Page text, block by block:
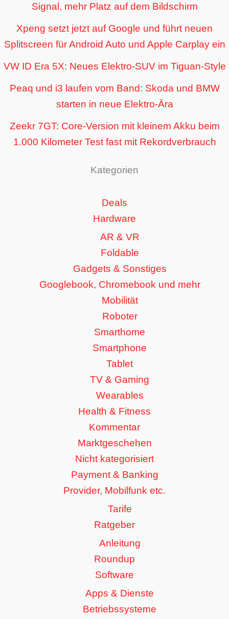
Signal, mehr Platz auf dem Bildschirm
Xpeng setzt jetzt auf Google und führt neuen
Splitscreen für Android Auto und Apple Carplay ein
VW ID Era 5X: Neues Elektro-SUV im Tiguan-Style
Peaq und i3 laufen vom Band: Skoda und BMW
starten in neue Elektro-Ära
Zeekr 7GT: Core-Version mit kleinem Akku beim
1.000 Kilometer Test fast mit Rekordverbrauch
Kategorien
Deals
Hardware
AR & VR
Foldable
Gadgets & Sonstiges
Googlebook, Chromebook und mehr
Mobilität
Roboter
Smarthome
Smartphone
Tablet
TV & Gaming
Wearables
Health & Fitness
Kommentar
Marktgeschehen
Nicht kategorisiert
Payment & Banking
Provider, Mobilfunk etc.
Tarife
Ratgeber
Anleitung
Roundup
Software
Apps & Dienste
Betriebssysteme